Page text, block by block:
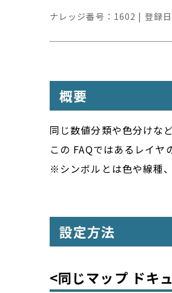
ナレッジ番号： 1602 | 登録日
概要
同じ数値分類や色分けな
この FAQではあるレイヤ
※シンボルとは色や線種
設定方法
<同じマップ ドキ